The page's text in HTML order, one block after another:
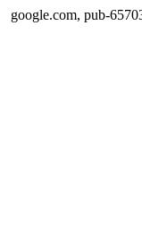
google.com, pub-